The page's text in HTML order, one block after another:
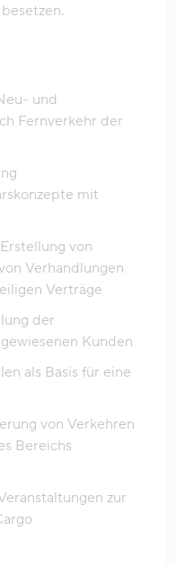
und
Fernverkehr der
mit
von
Verhandlungen
Verträge
der
Kunden
als Basis für eine
von Verkehren
Bereichs
zur